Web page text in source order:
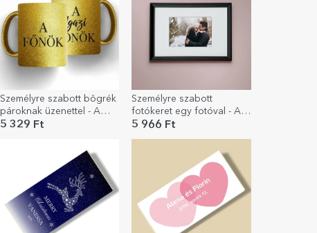
Személyre szabott bögrék
pároknak üzenettel - A
főnök és az igazi főnök
5 329 Ft
Személyre szabott
fotókeret egy fotóval - A4-
es fekvő passe-partout
5 966 Ft